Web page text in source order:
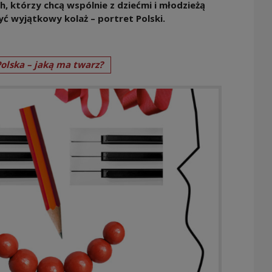
którzy chcą wspólnie z dziećmi i młodzieżą
wyjątkowy kolaż – portret Polski.
– jaką ma twarz?